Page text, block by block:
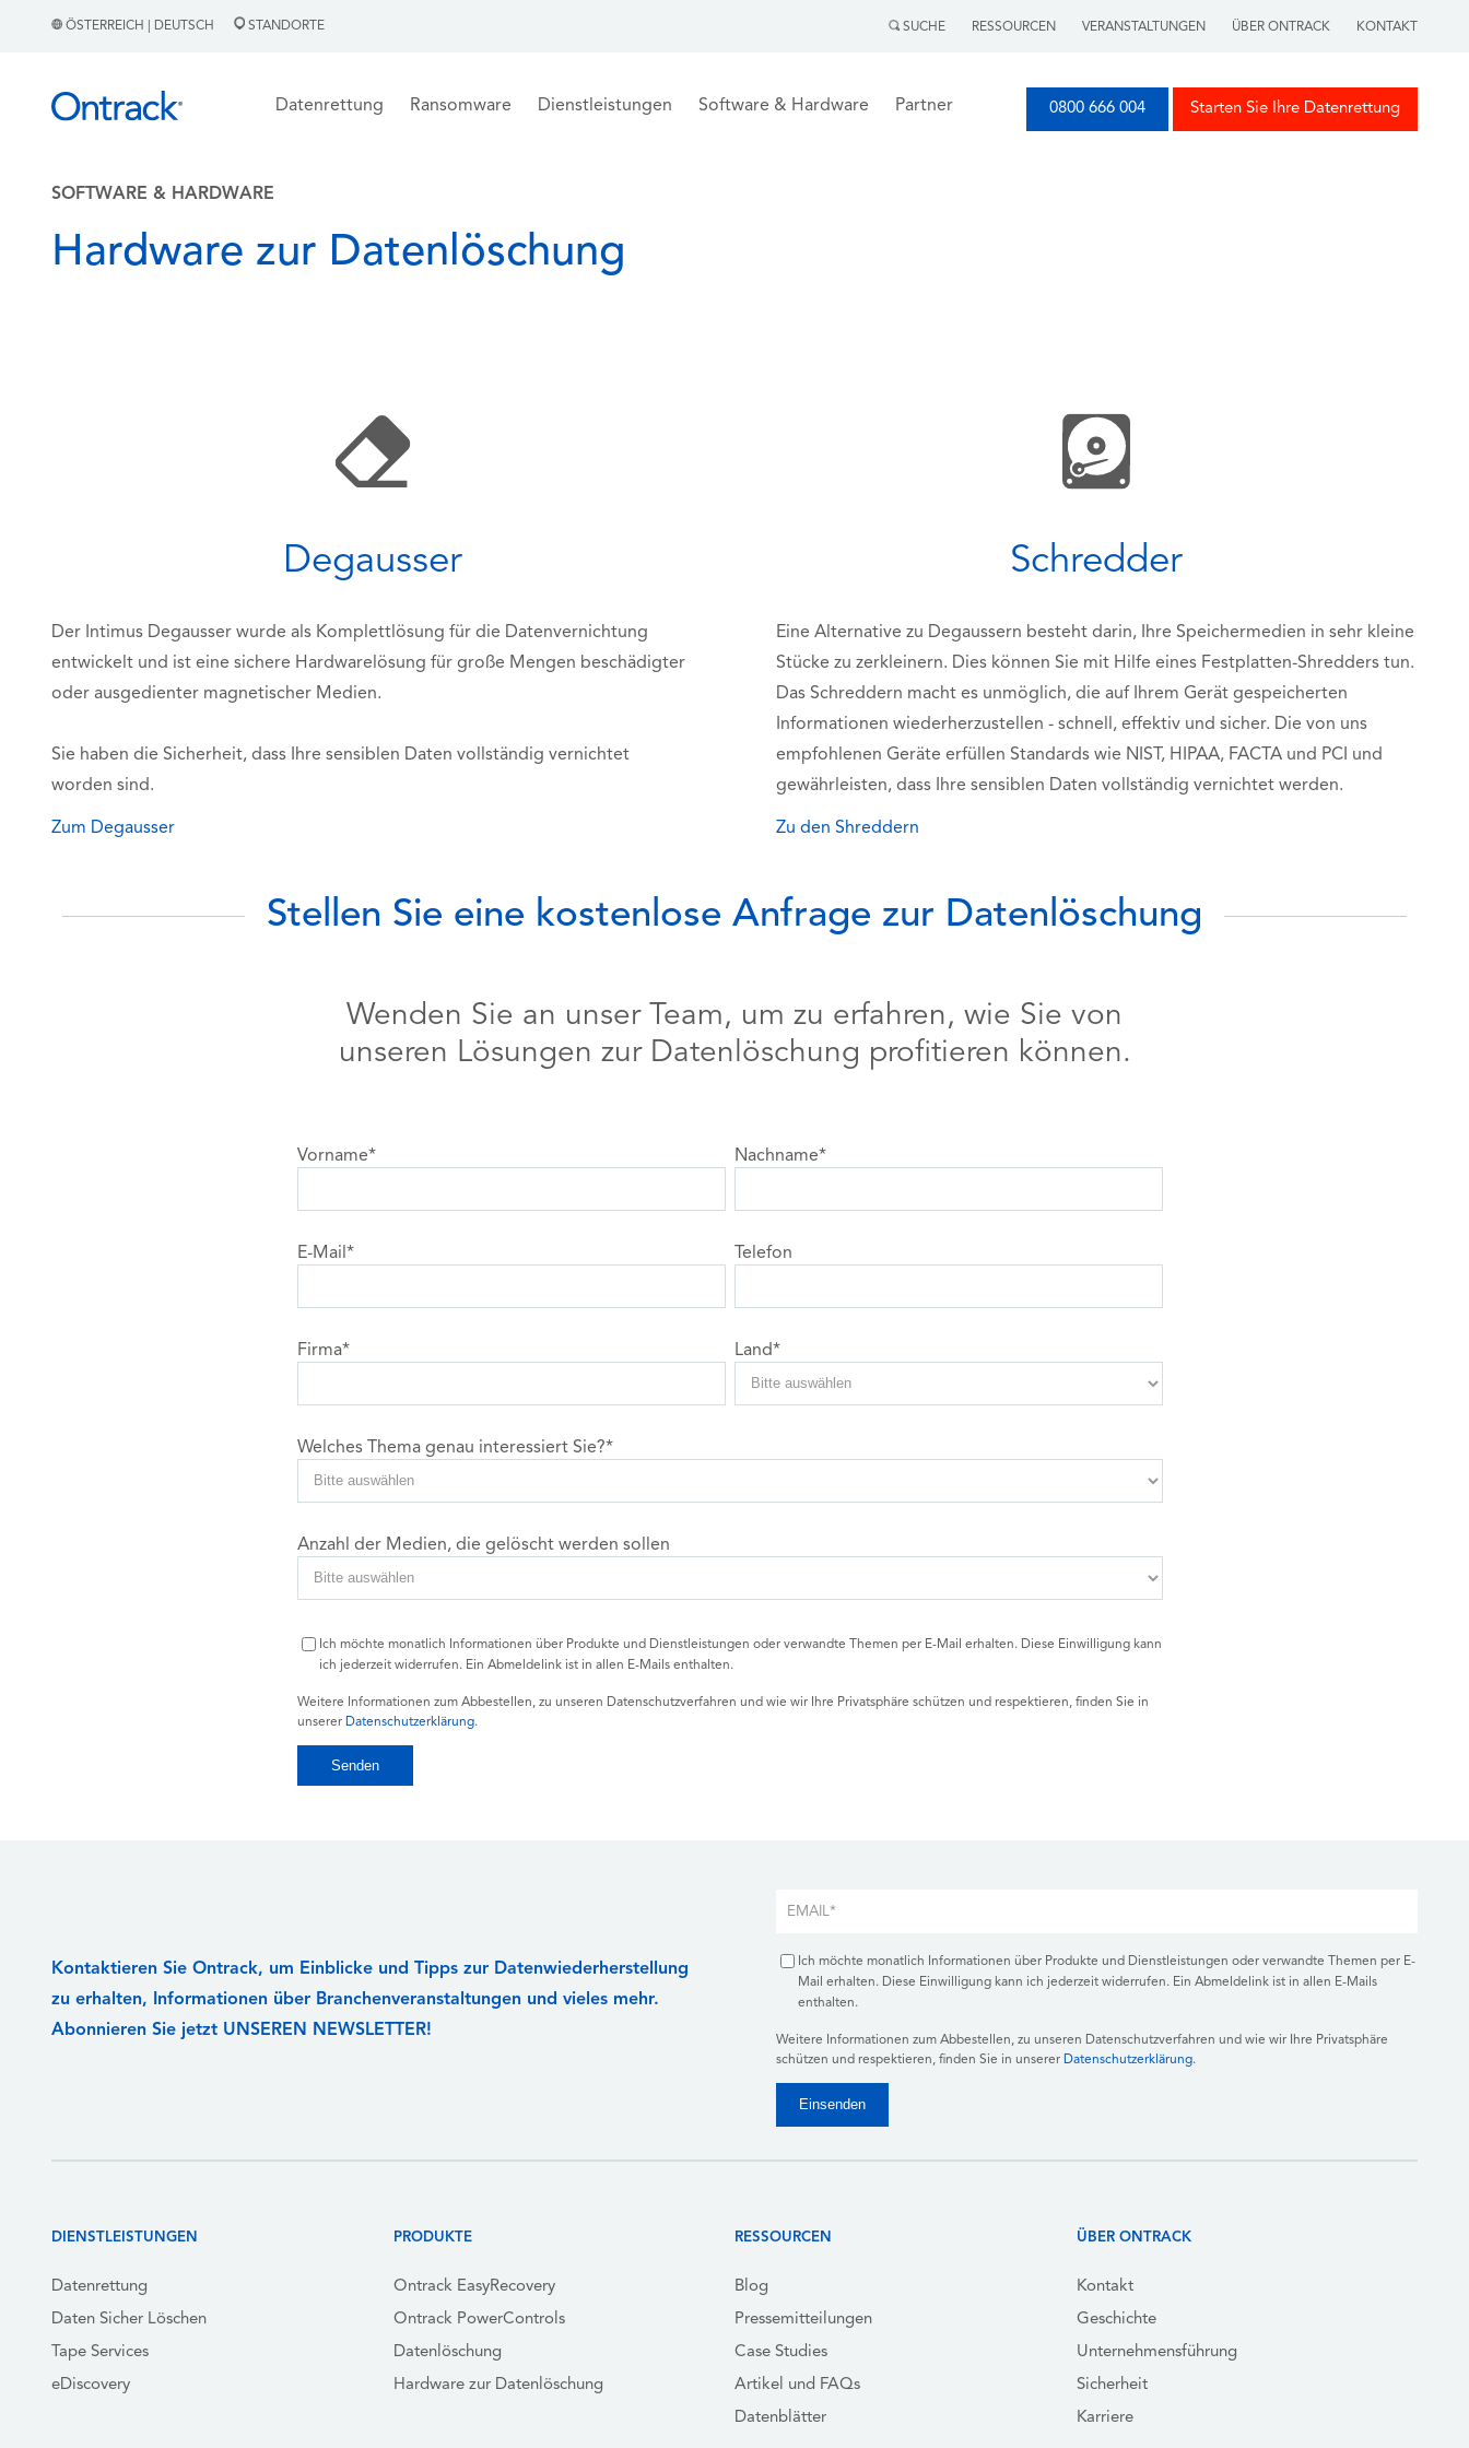
ÖSTERREICH | DEUTSCH STANDORTE SUCHE RESSOURCEN VERANSTALTUNGEN ÜBER ONTRACK KONTAKT
Datenrettung Ransomware Dienstleistungen Software & Hardware Partner 0800 666 004 Starten Sie Ihre Datenrettung
SOFTWARE & HARDWARE
Hardware zur Datenlöschung
Degausser
Der Intimus Degausser wurde als Komplettlösung für die Datenvernichtung
entwickelt und ist eine sichere Hardwarelösung für große Mengen beschädigter
oder ausgedienter magnetischer Medien.
Sie haben die Sicherheit, dass Ihre sensiblen Daten vollständig vernichtet
worden sind.
Zum Degausser
Schredder
Eine Alternative zu Degaussern besteht darin, Ihre Speichermedien in sehr kleine
Stücke zu zerkleinern. Dies können Sie mit Hilfe eines Festplatten-Shredders tun.
Das Schreddern macht es unmöglich, die auf Ihrem Gerät gespeicherten
Informationen wiederherzustellen - schnell, effektiv und sicher. Die von uns
empfohlenen Geräte erfüllen Standards wie NIST, HIPAA, FACTA und PCI und
gewährleisten, dass Ihre sensiblen Daten vollständig vernichtet werden.
Zu den Shreddern
Stellen Sie eine kostenlose Anfrage zur Datenlöschung
Wenden Sie an unser Team, um zu erfahren, wie Sie von
unseren Lösungen zur Datenlöschung profitieren können.
Vorname* Nachname*
E-Mail * Telefon
Firma* Land*
Welches Thema genau interessiert Sie?*
Anzahl der Medien, die gelöscht werden sollen
Ich möchte monatlich Informationen über Produkte und Dienstleistungen oder verwandte Themen per E-Mail erhalten. Diese Einwilligung kann
ich jederzeit widerrufen. Ein Abmeldelink ist in allen E-Mails enthalten.
Weitere Informationen zum Abbestellen, zu unseren Datenschutzverfahren und wie wir Ihre Privatsphäre schützen und respektieren, finden Sie in
unserer Datenschutzerklärung.
Kontaktieren Sie Ontrack, um Einblicke und Tipps zur Datenwiederherstellung
zu erhalten, Informationen über Branchenveranstaltungen und vieles mehr.
Abonnieren Sie jetzt UNSEREN NEWSLETTER!
Ich möchte monatlich Informationen über Produkte und Dienstleistungen oder verwandte Themen per E-
Mail erhalten. Diese Einwilligung kann ich jederzeit widerrufen. Ein Abmeldelink ist in allen E-Mails
enthalten.
Weitere Informationen zum Abbestellen, zu unseren Datenschutzverfahren und wie wir Ihre Privatsphäre
schützen und respektieren, finden Sie in unserer Datenschutzerklärung.
DIENSTLEISTUNGEN
Datenrettung
Daten Sicher Löschen
Tape Services
eDiscovery
PRODUKTE
Ontrack EasyRecovery
Ontrack PowerControls
Datenlöschung
Hardware zur Datenlöschung
RESSOURCEN
Blog
Pressemitteilungen
Case Studies
Artikel und FAQs
Datenblätter
ÜBER ONTRACK
Kontakt
Geschichte
Unternehmensführung
Sicherheit
Karriere